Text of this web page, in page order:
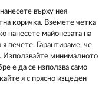
върху нея
коричка. Вземете четка
нанесете майонезата на
печете. Гарантираме, че
Използвайте минималното
е да се използва само
я с прясно изцеден